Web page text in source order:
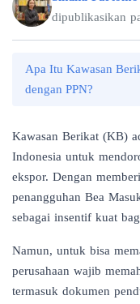
dipublikasikan
Apa Itu Kawasan
dengan PPN?
Kawasan Berikat (KB)
Indonesia untuk
ekspor. Dengan
penangguhan Bea
sebagai insentif kuat
Namun, untuk bisa
perusahaan wajib
termasuk dokumen